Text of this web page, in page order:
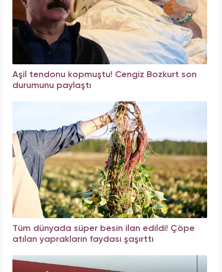
Aşil tendonu kopmuştu! Cengiz Bozkurt son
durumunu paylaştı
Tüm dünyada süper besin ilan edildi! Çöpe
atılan yaprakların faydası şaşırttı